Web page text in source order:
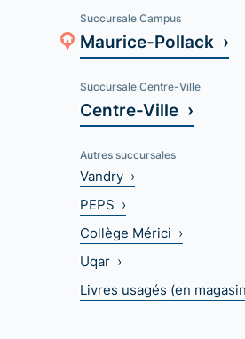
Succursale Campus
Maurice-Pollack ›
Succursale Centre-Ville
Centre-Ville ›
Autres succursales
Vandry ›
PEPS ›
Collège Mérici ›
Uqar ›
Livres usagés (en